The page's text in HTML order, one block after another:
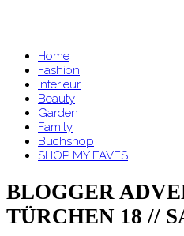
Home
Fashion
Interieur
Beauty
Garden
Family
Buchshop
SHOP MY FAVES
BLOGGER
TÜRCHEN 18 //